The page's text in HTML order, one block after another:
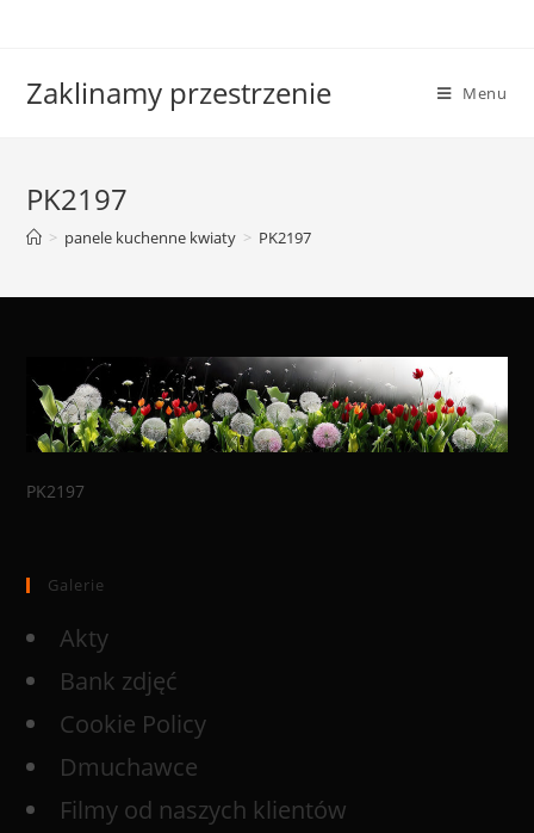
Zaklinamy przestrzenie Menu
PK2197
> panele kuchenne kwiaty > PK2197
PK2197
Galerie
Akty
Bank zdjęć
Cookie Policy
Dmuchawce
Filmy od naszych klientów